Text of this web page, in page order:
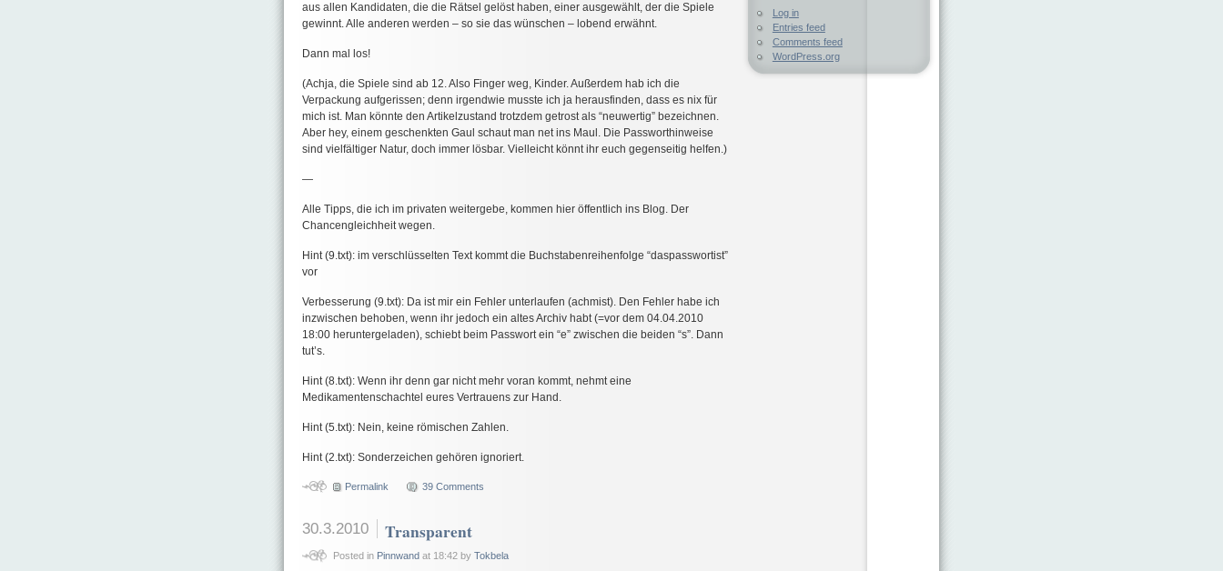
aus allen Kandidaten, die die Rätsel gelöst haben, einer ausgewählt, der die Spiele
gewinnt. Alle anderen werden – so sie das wünschen – lobend erwähnt.
Dann mal los!
(Achja, die Spiele sind ab 12. Also Finger weg, Kinder. Außerdem hab ich die
Verpackung aufgerissen; denn irgendwie musste ich ja herausfinden, dass es nix für
mich ist. Man könnte den Artikelzustand trotzdem getrost als “neuwertig” bezeichnen.
Aber hey, einem geschenkten Gaul schaut man net ins Maul. Die Passworthinweise
sind vielfältiger Natur, doch immer lösbar. Vielleicht könnt ihr euch gegenseitig helfen.)
—
Alle Tipps, die ich im privaten weitergebe, kommen hier öffentlich ins Blog. Der
Chancengleichheit wegen.
Hint (9.txt): im verschlüsselten Text kommt die Buchstabenreihenfolge “daspasswortist”
vor
Verbesserung (9.txt): Da ist mir ein Fehler unterlaufen (achmist). Den Fehler habe ich
inzwischen behoben, wenn ihr jedoch ein altes Archiv habt (=vor dem 04.04.2010
18:00 heruntergeladen), schiebt beim Passwort ein “e” zwischen die beiden “s”. Dann
tut’s.
Hint (8.txt): Wenn ihr denn gar nicht mehr voran kommt, nehmt eine
Medikamentenschachtel eures Vertrauens zur Hand.
Hint (5.txt): Nein, keine römischen Zahlen.
Hint (2.txt): Sonderzeichen gehören ignoriert.
Permalink 39 Comments
30.3.2010 Transparent
Posted in Pinnwandat 18:42 by Tokbela
Log in
Entries feed
Comments feed
WordPress.org